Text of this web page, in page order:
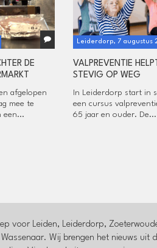
DE
afgelopen
mee te
een...
Leiderdorp, 7 augustus
VALPREVENTIE
STEVIG OP WEG
In Leiderdorp start in
een cursus
65 jaar en ouder. De...
voor Leiden, Leiderdorp,
Wij brengen het nieuws uit